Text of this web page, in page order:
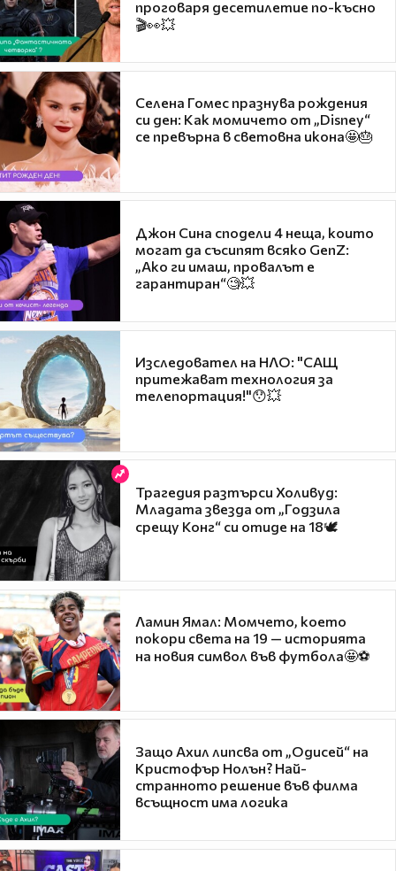
проговаря десетилетие по-късно
🎬👀💥
Селена Гомес празнува рождения
си ден: Как момичето от „Disney“
се превърна в световна икона🤩🎂
Джон Сина сподели 4 неща, които
могат да съсипят всяко GenZ:
„Ако ги имаш, провалът е
гарантиран“🧐💥
Изследовател на НЛО: "САЩ
притежават технология за
телепортация!"😯💥
Трагедия разтърси Холивуд:
Младата звезда от „Годзила
срещу Конг“ си отиде на 18🕊️
Ламин Ямал: Момчето, което
покори света на 19 — историята
на новия символ във футбола🤩⚽
Защо Ахил липсва от „Одисей“ на
Кристофър Нолън? Най-
странното решение във филма
всъщност има логика